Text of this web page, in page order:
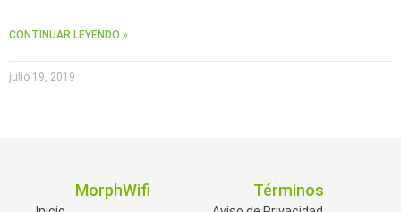
CONTINUAR LEYENDO »
julio 19, 2019
MorphWifi Términos